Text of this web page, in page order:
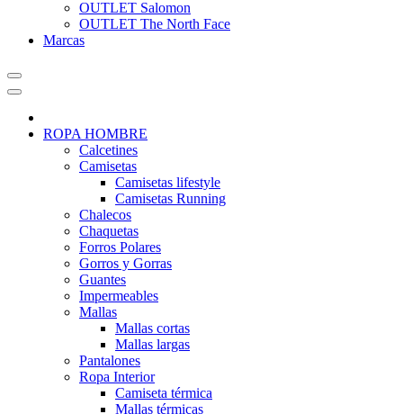
OUTLET Salomon
OUTLET The North Face
Marcas
ROPA HOMBRE
Calcetines
Camisetas
Camisetas lifestyle
Camisetas Running
Chalecos
Chaquetas
Forros Polares
Gorros y Gorras
Guantes
Impermeables
Mallas
Mallas cortas
Mallas largas
Pantalones
Ropa Interior
Camiseta térmica
Mallas térmicas